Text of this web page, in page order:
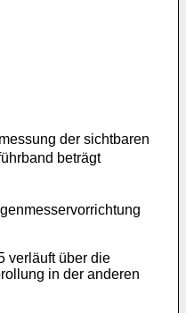
der sichtbaren
beträgt
verläuft über die
in der anderen